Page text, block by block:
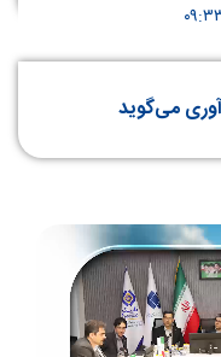
می‌گوید